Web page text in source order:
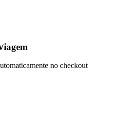
no checkout